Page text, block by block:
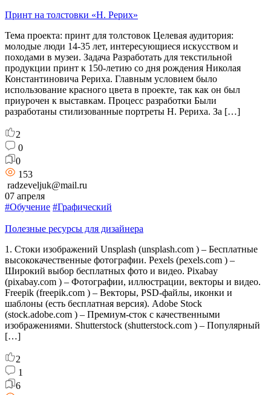
Принт на толстовки «Н. Рерих»
Тема проекта: принт для толстовок Целевая аудитория:
молодые люди 14-35 лет, интересующиеся искусством и
походами в музеи. Задача Разработать для текстильной
продукции принт к 150-летию со дня рождения Николая
Константиновича Рериха. Главным условием было
использование красного цвета в проекте, так как он был
приурочен к выставкам. Процесс разработки Были
разработаны стилизованные портреты Н. Рериха. За […]
2
0
0
153
radzeveljuk@mail.ru
07 апреля
#Обучение #Графический
Полезные ресурсы для дизайнера
1. Стоки изображений Unsplash (unsplash.com ) – Бесплатные
высококачественные фотографии. Pexels (pexels.com ) –
Широкий выбор бесплатных фото и видео. Pixabay
(pixabay.com ) – Фотографии, иллюстрации, векторы и видео.
Freepik (freepik.com ) – Векторы, PSD-файлы, иконки и
шаблоны (есть бесплатная версия). Adobe Stock
(stock.adobe.com ) – Премиум-сток с качественными
изображениями. Shutterstock (shutterstock.com ) – Популярный
[…]
2
1
6